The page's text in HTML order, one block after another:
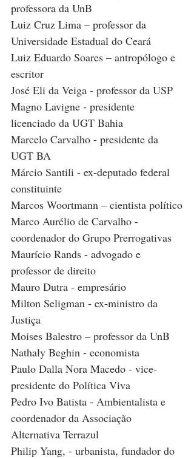
professora da UnB
Luiz Cruz Lima – professor da
Universidade Estadual do Ceará
Luiz Eduardo Soares – antropólogo e
escritor
José Eli da Veiga - professor da USP
Magno Lavigne - presidente
licenciado da UGT Bahia
Marcelo Carvalho - presidente da
UGT BA
Márcio Santili - ex-deputado federal
constituinte
Marcos Woortmann – cientista político
Marco Aurélio de Carvalho -
coordenador do Grupo Prerrogativas
Maurício Rands - advogado e
professor de direito
Mauro Dutra - empresário
Milton Seligman - ex-ministro da
Justiça
Moises Balestro – professor da UnB
Nathaly Beghin - economista
Paulo Dalla Nora Macedo - vice-
presidente do Política Viva
Pedro Ivo Batista - Ambientalista e
coordenador da Associação
Alternativa Terrazul
Philip Yang, - urbanista, fundador do